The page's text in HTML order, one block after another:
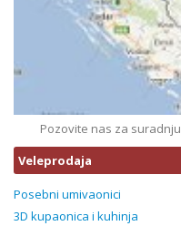
Pozovite nas za
Veleprodaja
Posebni umivaonici
3D kupaonica i kuhinja